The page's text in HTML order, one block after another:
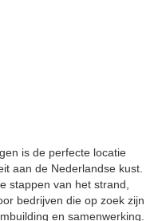
is de perfecte locatie
aan de Nederlandse kust.
stappen van het strand,
bedrijven die op zoek zijn
en samenwerking.